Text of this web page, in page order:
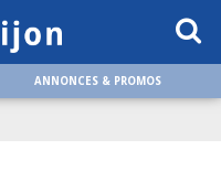
ANNONCES & PROMOS